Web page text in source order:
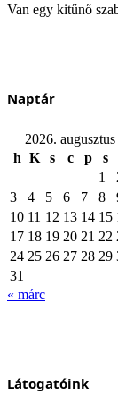
Van egy kitűnő
Naptár
2026. augusztus
h K s c p s
1
3
4 5 6 7 8
10 11 12 13 14 15
17 18 19 20 21 22
24 25 26 27 28 29
31
« márc
Látogatóink